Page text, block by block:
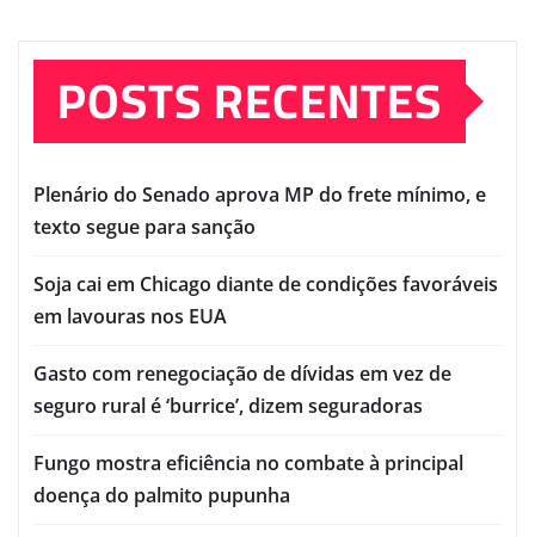
POSTS RECENTES
Plenário do Senado aprova MP do frete mínimo, e
texto segue para sanção
Soja cai em Chicago diante de condições favoráveis
em lavouras nos EUA
Gasto com renegociação de dívidas em vez de
seguro rural é ‘burrice’, dizem seguradoras
Fungo mostra eficiência no combate à principal
doença do palmito pupunha